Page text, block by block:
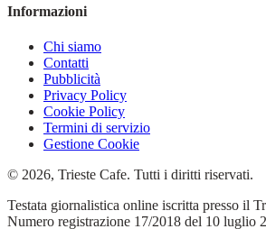
Informazioni
Chi siamo
Contatti
Pubblicità
Privacy Policy
Cookie Policy
Termini di servizio
Gestione Cookie
© 2026, Trieste Cafe. Tutti i diritti riservati.
Testata giornalistica online iscritta presso il
Numero registrazione 17/2018 del 10 luglio